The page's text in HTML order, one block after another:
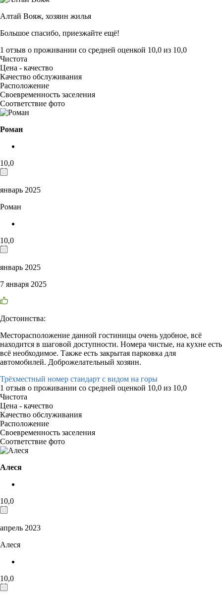
Алтай Вояж, хозяин жилья
Большое спасибо, приезжайте ещё!
1 отзыв о проживании со средней оценкой 10,0 из 10,0
Чистота
Цена - качество
Качество обслуживания
Расположение
Своевременность заселения
Соответствие фото
Роман
10,0
январь 2025
Роман
10,0
январь 2025
7 января 2025
Достоинства:
Месторасположение данной гостиницы очень удобное, всё
находится в шаговой доступности. Номера чистые, на кухне есть
всё необходимое. Также есть закрытая парковка для
автомобилей. Доброжелательный хозяин.
Трёхместный номер стандарт с видом на горы
1 отзыв о проживании со средней оценкой 10,0 из 10,0
Чистота
Цена - качество
Качество обслуживания
Расположение
Своевременность заселения
Соответствие фото
Алеся
10,0
апрель 2023
Алеся
10,0